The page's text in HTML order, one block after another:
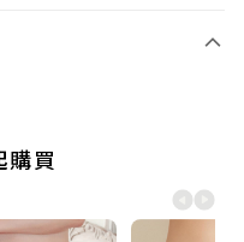
北富邦商業銀行